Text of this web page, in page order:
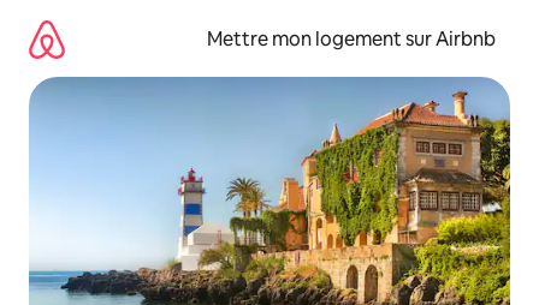
directement
contenu
Mettre mon logement sur Airbnb